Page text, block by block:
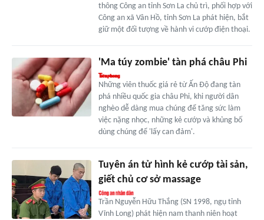
thông Công an tỉnh Sơn La chủ trì, phối hợp với
Công an xã Vân Hồ, tỉnh Sơn La phát hiện, bắt
giữ một đối tượng về hành vi cướp điện thoại.
'Ma túy zombie' tàn phá châu Phi
Những viên thuốc giá rẻ từ Ấn Độ đang tàn
phá nhiều quốc gia châu Phi, khi người dân
nghèo dễ dàng mua chúng để tăng sức làm
việc nặng nhọc, những kẻ cướp và khủng bố
dùng chúng để 'lấy can đảm'.
Tuyên án tử hình kẻ cướp tài sản,
giết chủ cơ sở massage
Trần Nguyễn Hữu Thắng (SN 1998, ngụ tỉnh
Vĩnh Long) phát hiện nam thanh niên hoạt